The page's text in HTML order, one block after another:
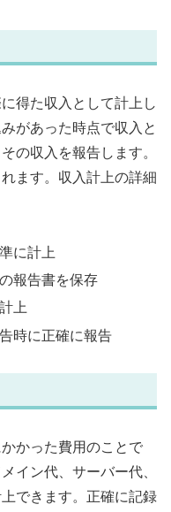
得た収入として計上し
があった時点で収入と
の収入を報告します。
ます。収入計上の詳細
に計上
報告書を保存
上
時に正確に報告
かった費用のことで
イン代、サーバー代、
できます。正確に記録